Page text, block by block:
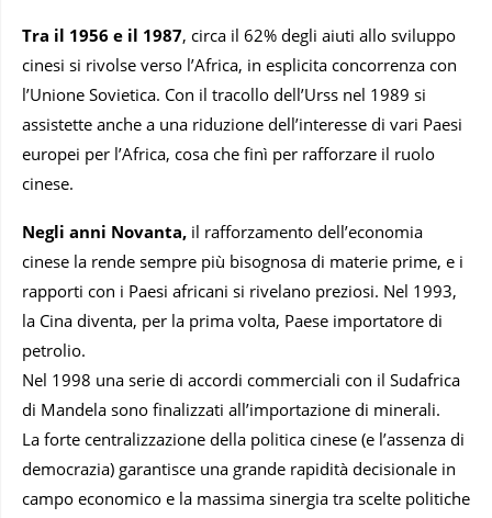
Tra il 1956 e il 1987, circa il 62% degli aiuti allo sviluppo
cinesi si rivolse verso l’Africa, in esplicita concorrenza con
l’Unione Sovietica. Con il tracollo dell’Urss nel 1989 si
assistette anche a una riduzione dell’interesse di vari Paesi
europei per l’Africa, cosa che finì per rafforzare il ruolo
cinese.
Negli anni Novanta, il rafforzamento dell’economia
cinese la rende sempre più bisognosa di materie prime, e i
rapporti con i Paesi africani si rivelano preziosi. Nel 1993,
la Cina diventa, per la prima volta, Paese importatore di
petrolio.
Nel 1998 una serie di accordi commerciali con il Sudafrica
di Mandela sono finalizzati all’importazione di minerali.
La forte centralizzazione della politica cinese (e l’assenza di
democrazia) garantisce una grande rapidità decisionale in
campo economico e la massima sinergia tra scelte politiche